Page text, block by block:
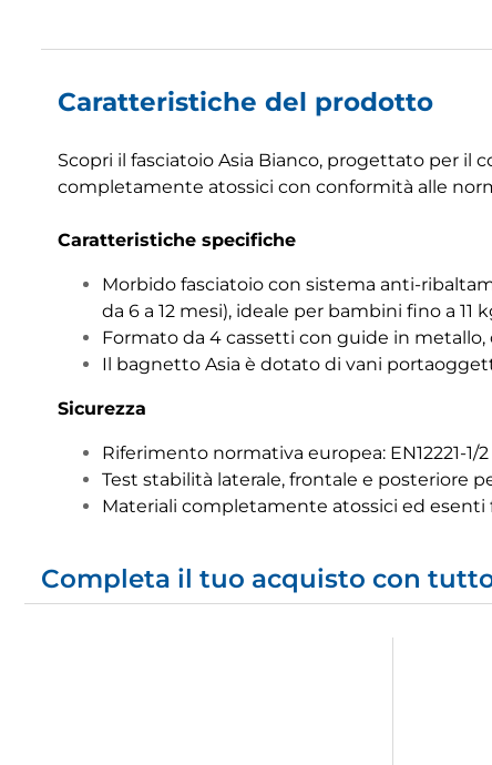
Caratteristiche del prodotto
Scopri il fasciatoio Asia Bianco, progettato per il
completamente atossici con conformità alle
Caratteristiche specifiche
Morbido fasciatoio con sistema anti-
da 6 a 12 mesi), ideale per bambini fino a 11
Formato da 4 cassetti con guide in
Il bagnetto Asia è dotato di vani
Sicurezza
Riferimento normativa europea: EN12221-1/2
Test stabilità laterale, frontale e posteriore
Materiali completamente atossici ed esenti
Completa il tuo acquisto con